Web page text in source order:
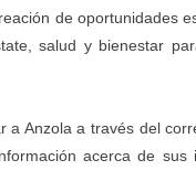
de oportunidades
salud y bienestar
a Anzola a través del
acerca de sus